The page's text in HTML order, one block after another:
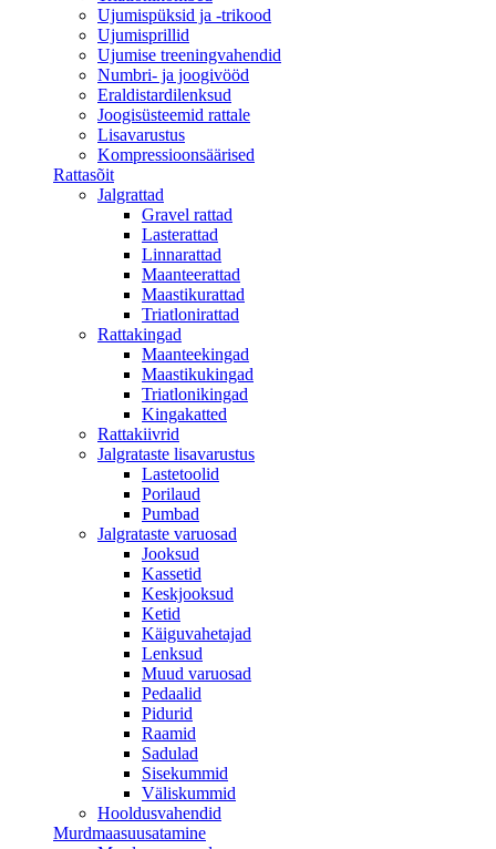
Ujumispüksid ja -trikood
Ujumisprillid
Ujumise treeningvahendid
Numbri- ja joogivööd
Eraldistardilenksud
Joogisüsteemid rattale
Lisavarustus
Kompressioonsäärised
Rattasõit
Jalgrattad
Gravel rattad
Lasterattad
Linnarattad
Maanteerattad
Maastikurattad
Triatlonirattad
Rattakingad
Maanteekingad
Maastikukingad
Triatlonikingad
Kingakatted
Rattakiivrid
Jalgrataste lisavarustus
Lastetoolid
Porilaud
Pumbad
Jalgrataste varuosad
Jooksud
Kassetid
Keskjooksud
Ketid
Käiguvahetajad
Lenksud
Muud varuosad
Pedaalid
Pidurid
Raamid
Sadulad
Sisekummid
Väliskummid
Hooldusvahendid
Murdmaasuusatamine